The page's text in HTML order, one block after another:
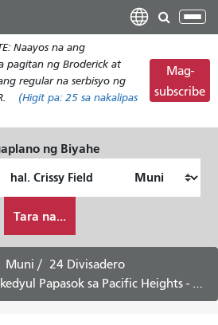
pangunahing
nilalaman
I-
ang
Naayos na ang
pagitan ng Broderick at
regular na serbisyo ng
(Higit pa: 25 sa nakalipas
Mag-
subscribe
ng Biyahe
ko
gustong
maglakbay
Tara na...
Muni
24 Divisadero
sa Pacific Heights - Hulyo 31, 2026